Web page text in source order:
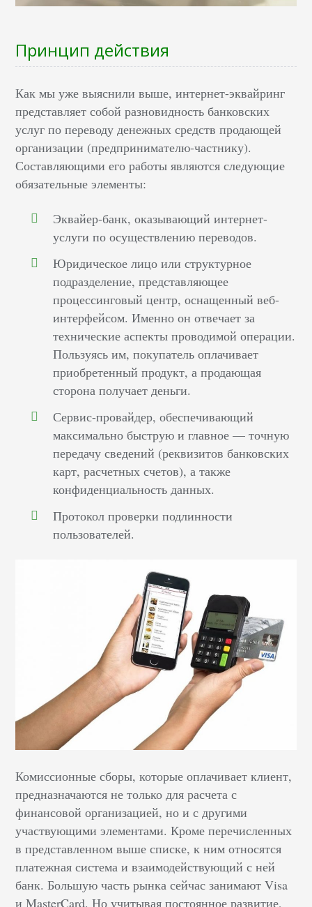
Принцип действия
Как мы уже выяснили выше, интернет-эквайринг
представляет собой разновидность банковских
услуг по переводу денежных средств продающей
организации (предпринимателю-частнику).
Составляющими его работы являются следующие
обязательные элементы:
Эквайер-банк, оказывающий интернет-
услуги по осуществлению переводов.
Юридическое лицо или структурное
подразделение, представляющее
процессинговый центр, оснащенный веб-
интерфейсом. Именно он отвечает за
технические аспекты проводимой операции.
Пользуясь им, покупатель оплачивает
приобретенный продукт, а продающая
сторона получает деньги.
Сервис-провайдер, обеспечивающий
максимально быструю и главное — точную
передачу сведений (реквизитов банковских
карт, расчетных счетов), а также
конфиденциальность данных.
Протокол проверки подлинности
пользователей.
Комиссионные сборы, которые оплачивает клиент,
предназначаются не только для расчета с
финансовой организацией, но и с другими
участвующими элементами. Кроме перечисленных
в представленном выше списке, к ним относятся
платежная система и взаимодействующий с ней
банк. Большую часть рынка сейчас занимают Visa
и MasterCard. Но учитывая постоянное развитие,